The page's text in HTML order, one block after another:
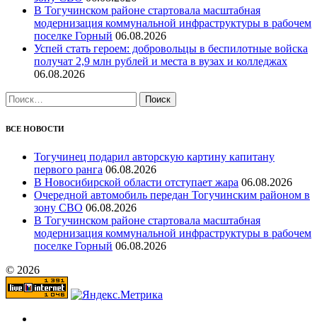
В Тогучинском районе стартовала масштабная
модернизация коммунальной инфраструктуры в рабочем
поселке Горный 06.08.2026
Успей стать героем: добровольцы в беспилотные войска
получат 2,9 млн рублей и места в вузах и колледжах
06.08.2026
Найти:
ВСЕ НОВОСТИ
Тогучинец подарил авторскую картину капитану
первого ранга 06.08.2026
В Новосибирской области отступает жара 06.08.2026
Очередной автомобиль передан Тогучинским районом в
зону СВО 06.08.2026
В Тогучинском районе стартовала масштабная
модернизация коммунальной инфраструктуры в рабочем
поселке Горный 06.08.2026
© 2026